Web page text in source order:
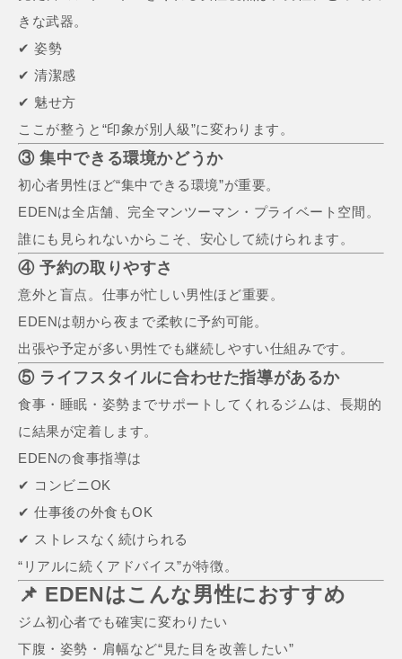
きな武器。
✔ 姿勢
✔ 清潔感
✔ 魅せ方
ここが整うと“印象が別人級”に変わります。
③ 集中できる環境かどうか
初心者男性ほど“集中できる環境”が重要。
EDENは全店舗、完全マンツーマン・プライベート空間。
誰にも見られないからこそ、安心して続けられます。
④ 予約の取りやすさ
意外と盲点。仕事が忙しい男性ほど重要。
EDENは朝から夜まで柔軟に予約可能。
出張や予定が多い男性でも継続しやすい仕組みです。
⑤ ライフスタイルに合わせた指導があるか
食事・睡眠・姿勢までサポートしてくれるジムは、長期的
に結果が定着します。
EDENの食事指導は
✔ コンビニOK
✔ 仕事後の外食もOK
✔ ストレスなく続けられる
“リアルに続くアドバイス”が特徴。
📌 EDENはこんな男性におすすめ
ジム初心者でも確実に変わりたい
下腹・姿勢・肩幅など“見た目を改善したい”